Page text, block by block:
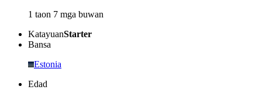
1 taon 7 mga buwan
KatayuanStarter
Bansa
Estonia
Edad